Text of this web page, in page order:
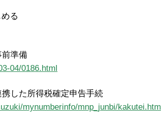
る
前準備
04/0186.html
した所得税確定申告手続
mynumberinfo/mnp_junbi/kakutei.htm